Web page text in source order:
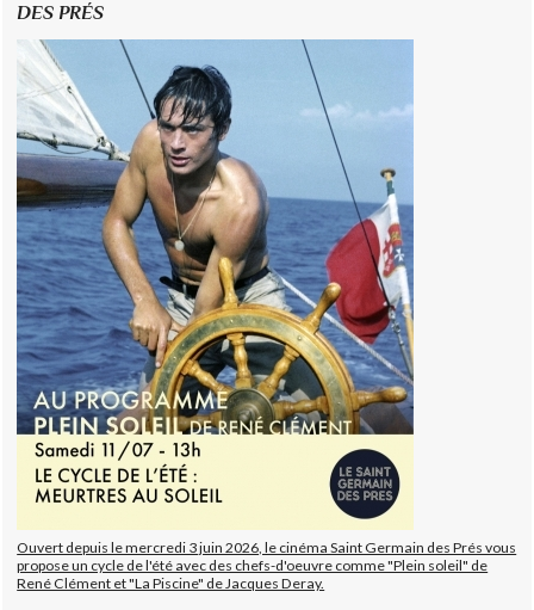
DES PRÉS
Ouvert depuis le mercredi 3 juin 2026, le cinéma Saint Germain des Prés vous
propose un cycle de l'été avec des chefs-d'oeuvre comme "Plein soleil" de
René Clément et "La Piscine" de Jacques Deray.